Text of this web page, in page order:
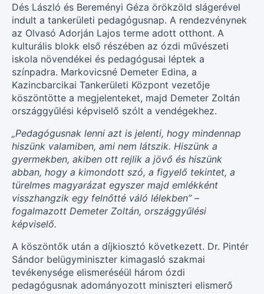
Dés László és Bereményi Géza örökzöld slágerével
indult a tankerületi pedagógusnap. A rendezvénynek
az Olvasó Adorján Lajos terme adott otthont. A
kulturális blokk első részében az ózdi művészeti
iskola növendékei és pedagógusai léptek a
színpadra. Markovicsné Demeter Edina, a
Kazincbarcikai Tankerületi Központ vezetője
köszöntötte a megjelenteket, majd Demeter Zoltán
országgyűlési képviselő szólt a vendégekhez.
„Pedagógusnak lenni azt is jelenti, hogy mindennap
hiszünk valamiben, ami nem látszik. Hiszünk a
gyermekben, akiben ott rejlik a jövő és hiszünk
abban, hogy a kimondott szó, a figyelő tekintet, a
türelmes magyarázat egyszer majd emlékként
visszhangzik egy felnőtté váló lélekben” –
fogalmazott Demeter Zoltán, országgyűlési
képviselő.
A köszöntők után a díjkiosztó következett. Dr. Pintér
Sándor belügyminiszter kimagasló szakmai
tevékenysége elismeréséül három ózdi
pedagógusnak adományozott miniszteri elismerő